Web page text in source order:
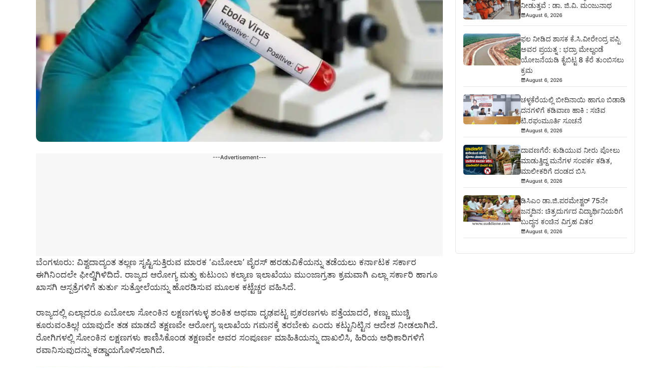
---Advertisement---
ಬೆಂಗಳೂರು: ವಿಶ್ವದಾದ್ಯಂತ ತಲ್ಲಣ ಸೃಷ್ಟಿಸುತ್ತಿರುವ ಮಾರಕ ‘ಎಬೋಲಾ’ ವೈರಸ್ ಹರಡುವಿಕೆಯನ್ನು ತಡೆಯಲು ಕರ್ನಾಟಕ ಸರ್ಕಾರ
ಈಗಿನಿಂದಲೇ ಫೀಲ್ಡಿಗಿಳಿದಿದೆ. ರಾಜ್ಯದ ಆರೋಗ್ಯ ಮತ್ತು ಕುಟುಂಬ ಕಲ್ಯಾಣ ಇಲಾಖೆಯು ಮುಂಜಾಗ್ರತಾ ಕ್ರಮವಾಗಿ ಎಲ್ಲಾ ಸರ್ಕಾರಿ ಹಾಗೂ
ಖಾಸಗಿ ಆಸ್ಪತ್ರೆಗಳಿಗೆ ತುರ್ತು ಸುತ್ತೋಲೆಯನ್ನು ಹೊರಡಿಸುವ ಮೂಲಕ ಕಟ್ಟೆಚ್ಚರ ವಹಿಸಿದೆ.
ರಾಜ್ಯದಲ್ಲಿ ಎಲ್ಲಾದರೂ ಎಬೋಲಾ ಸೋಂಕಿನ ಲಕ್ಷಣಗಳುಳ್ಳ ಶಂಕಿತ ಅಥವಾ ದೃಢಪಟ್ಟ ಪ್ರಕರಣಗಳು ಪತ್ತೆಯಾದರೆ, ಕಣ್ಣು ಮುಚ್ಚಿ
ಕೂರುವಂತಿಲ್ಲ! ಯಾವುದೇ ತಡ ಮಾಡದೆ ತಕ್ಷಣವೇ ಆರೋಗ್ಯ ಇಲಾಖೆಯ ಗಮನಕ್ಕೆ ತರಬೇಕು ಎಂದು ಕಟ್ಟುನಿಟ್ಟಿನ ಆದೇಶ ನೀಡಲಾಗಿದೆ.
ರೋಗಿಗಳಲ್ಲಿ ಸೋಂಕಿನ ಲಕ್ಷಣಗಳು ಕಾಣಿಸಿಕೊಂಡ ತಕ್ಷಣವೇ ಅವರ ಸಂಪೂರ್ಣ ಮಾಹಿತಿಯನ್ನು ದಾಖಲಿಸಿ, ಹಿರಿಯ ಅಧಿಕಾರಿಗಳಿಗೆ
ರವಾನಿಸುವುದನ್ನು ಕಡ್ಡಾಯಗೊಳಿಸಲಾಗಿದೆ.
ನೀಡುತ್ತವೆ : ಡಾ. ಜಿ.ವಿ. ಮಂಜುನಾಥ
August 6, 2026
ಫಲ ನೀಡಿದ ಶಾಸಕ ಕೆ.ಸಿ.ವೀರೇಂದ್ರ ಪಪ್ಪಿ
ಅವರ ಪ್ರಯತ್ನ : ಭದ್ರಾ ಮೇಲ್ದಂಡೆ
ಯೋಜನೆಯಡಿ ಕೈಬಿಟ್ಟ 8 ಕೆರೆ ತುಂಬಿಸಲು
ಕ್ರಮ
August 6, 2026
ಚಳ್ಳಕೆರೆಯಲ್ಲಿ ಬೀದಿನಾಯಿ ಹಾಗೂ ಬಿಡಾಡಿ
ದನಗಳಿಗೆ ಕಡಿವಾಣ ಹಾಕಿ : ಸಚಿವ
ಟಿ.ರಘುಮೂರ್ತಿ ಸೂಚನೆ
August 6, 2026
ದಾವಣಗೆರೆ: ಕುಡಿಯುವ ನೀರು ಪೋಲು
ಮಾಡುತ್ತಿದ್ದ ಮನೆಗಳ ಸಂಪರ್ಕ ಕಡಿತ,
ಮಾಲೀಕರಿಗೆ ದಂಡದ ಬಿಸಿ
August 6, 2026
ಡಿಸಿಎಂ ಡಾ.ಜಿ.ಪರಮೇಶ್ವರ್ 75ನೇ
ಜನ್ಮದಿನ: ಚಿತ್ರದುರ್ಗದ ವಿದ್ಯಾರ್ಥಿನಿಯರಿಗೆ
ಬುದ್ಧನ ಕಂಚಿನ ವಿಗ್ರಹ ವಿತರ
August 6, 2026